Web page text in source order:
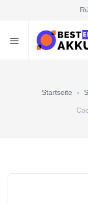
Startseite